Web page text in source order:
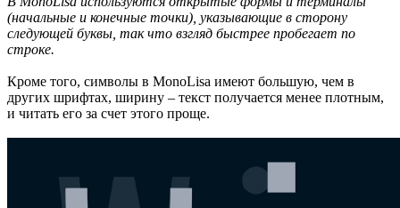
(начальные и конечные точки), указывающие в сторону
следующей буквы, так что взгляд быстрее пробегает по
строке.
Кроме того, символы в MonoLisa имеют большую, чем в
других шрифтах, ширину – текст получается менее плотным,
и читать его за счет этого проще.